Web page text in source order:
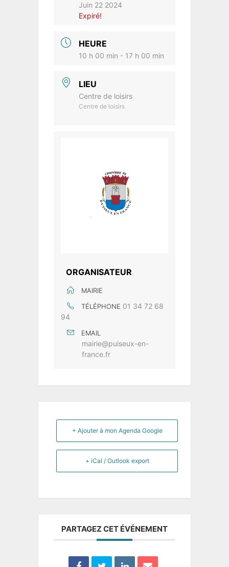
Juin 22 2024
Expiré!
HEURE
10 h 00 min - 17 h 00 min
LIEU
Centre de loisirs
Centre de loisirs
ORGANISATEUR
MAIRIE
TÉLÉPHONE 01 34 72 68
94
EMAIL
mairie@puiseux-en-
france.fr
+ Ajouter à mon Agenda Google
+ iCal / Outlook export
PARTAGEZ CET ÉVÉNEMENT